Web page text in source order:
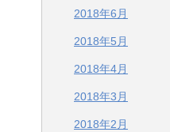
2018年6月
2018年5月
2018年4月
2018年3月
2018年2月